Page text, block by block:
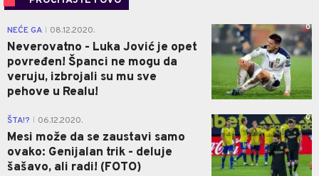
NEĆE GA 08.12.2020.
Neverovatno - Luka Jović je opet
povređen! Španci ne mogu da
veruju, izbrojali su mu sve
pehove u Realu!
0
ŠTA!? 06.12.2020.
Mesi može da se zaustavi samo
ovako: Genijalan trik - deluje
šašavo, ali radi! (FOTO)
0